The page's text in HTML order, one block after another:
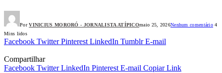
Por VINICIUS MORORÓ - JORNALISTA ATÍPICOmaio 25, 2026Nenhum comentário 4
Mins lidos
Facebook Twitter Pinterest LinkedIn Tumblr E-mail
Compartilhar
Facebook Twitter LinkedIn Pinterest E-mail Copiar Link